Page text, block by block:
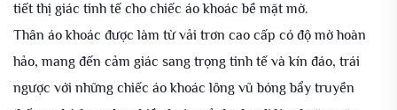
tiết thị giác tinh tế cho chiếc áo khoác bề mặt mờ.
Thân áo khoác được làm từ vải trơn cao cấp có độ mờ hoàn
hảo, mang đến cảm giác sang trọng tinh tế và kín đáo, trái
ngược với những chiếc áo khoác lông vũ bóng bẩy truyền